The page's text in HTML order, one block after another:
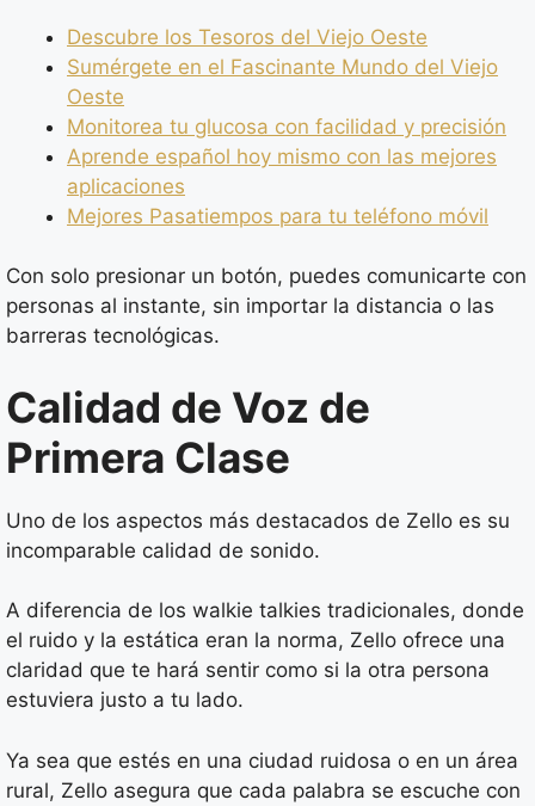
Descubre los Tesoros del Viejo Oeste
Sumérgete en el Fascinante Mundo del Viejo
Oeste
Monitorea tu glucosa con facilidad y precisión
Aprende español hoy mismo con las mejores
aplicaciones
Mejores Pasatiempos para tu teléfono móvil
Con solo presionar un botón, puedes comunicarte con
personas al instante, sin importar la distancia o las
barreras tecnológicas.
Calidad de Voz de
Primera Clase
Uno de los aspectos más destacados de Zello es su
incomparable calidad de sonido.
A diferencia de los walkie talkies tradicionales, donde
el ruido y la estática eran la norma, Zello ofrece una
claridad que te hará sentir como si la otra persona
estuviera justo a tu lado.
Ya sea que estés en una ciudad ruidosa o en un área
rural, Zello asegura que cada palabra se escuche con